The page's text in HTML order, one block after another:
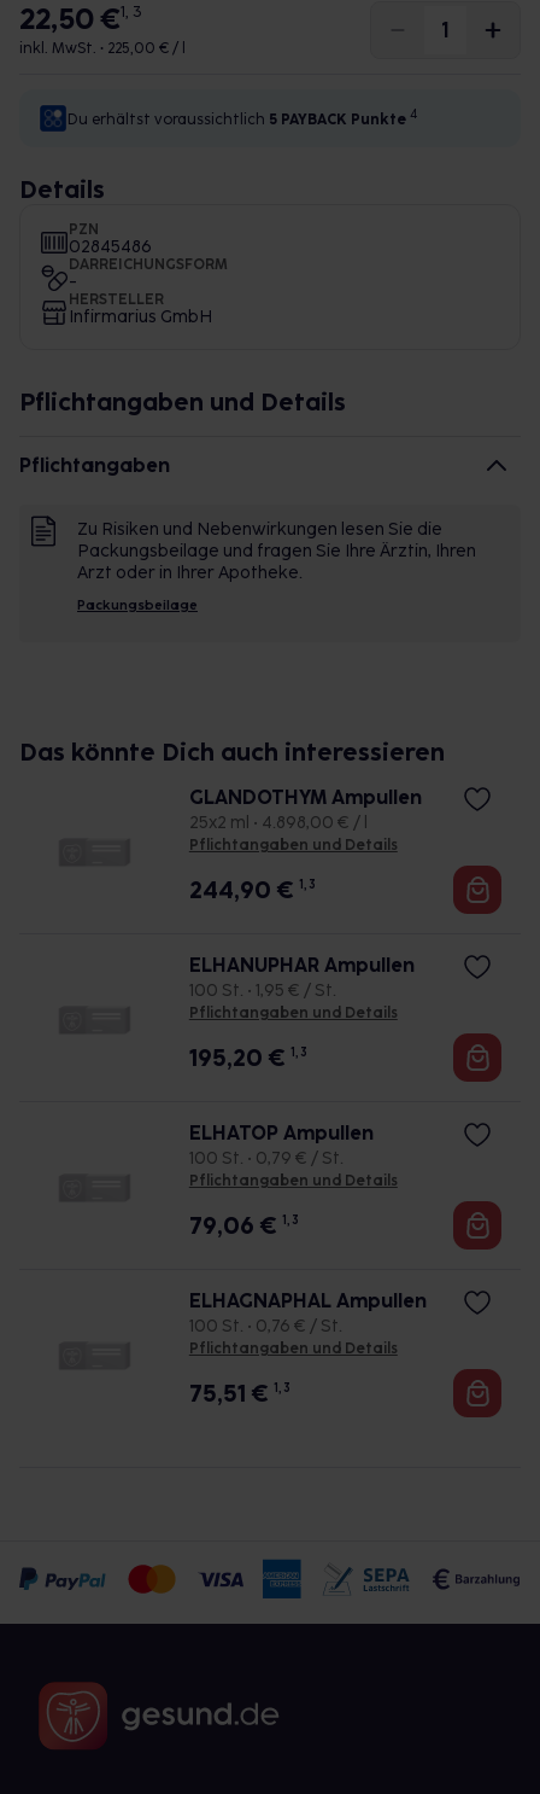
22,50 €1, 3
inkl. MwSt. • 225,00 € / l
Du erhältst voraussichtlich 5 PAYBACK Punkte 4
Details
PZN
02845486
DARREICHUNGSFORM
-
HERSTELLER
Infirmarius GmbH
Pflichtangaben und Details
Pflichtangaben
Zu Risiken und Nebenwirkungen lesen Sie die
Packungsbeilage und fragen Sie Ihre Ärztin, Ihren
Arzt oder in Ihrer Apotheke.
Packungsbeilage
Das könnte Dich auch interessieren
GLANDOTHYM Ampullen
25x2 ml • 4.898,00 € / l
Pflichtangaben und Details
244,90 € 1, 3
ELHANUPHAR Ampullen
100 St. • 1,95 € / St.
Pflichtangaben und Details
195,20 € 1, 3
ELHATOP Ampullen
100 St. • 0,79 € / St.
Pflichtangaben und Details
79,06 € 1, 3
ELHAGNAPHAL Ampullen
100 St. • 0,76 € / St.
Pflichtangaben und Details
75,51 € 1, 3